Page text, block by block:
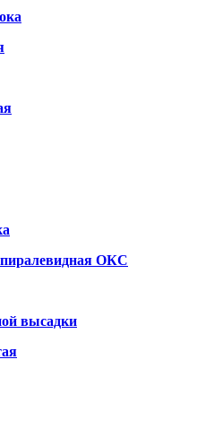
ОКС
высадки